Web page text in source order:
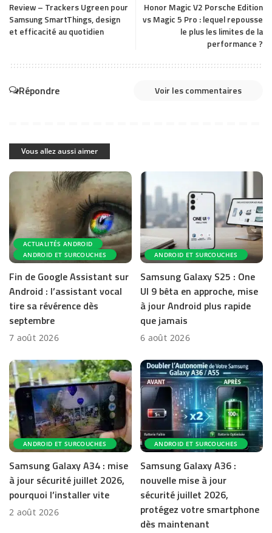
Review – Trackers Ugreen pour
Samsung SmartThings, design
et efficacité au quotidien
Honor Magic V2 Porsche Edition
vs Magic 5 Pro : lequel repousse
le plus les limites de la
performance ?
Répondre Voir les commentaires
Vous allez aussi aimer
ACTUALITÉS ANDROID
ANDROID ET SURCOUCHES
Fin de Google Assistant sur
Android : l’assistant vocal
tire sa révérence dès
septembre
7 août 2026
ANDROID ET SURCOUCHES
Samsung Galaxy S25 : One
UI 9 bêta en approche, mise
à jour Android plus rapide
que jamais
6 août 2026
ANDROID ET SURCOUCHES
Samsung Galaxy A34 : mise
à jour sécurité juillet 2026,
pourquoi l’installer vite
2 août 2026
ANDROID ET SURCOUCHES
Samsung Galaxy A36 :
nouvelle mise à jour
sécurité juillet 2026,
protégez votre smartphone
dès maintenant